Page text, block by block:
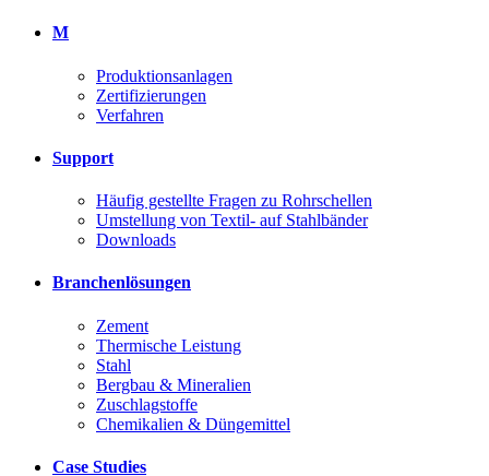
M
Produktionsanlagen
Zertifizierungen
Verfahren
Support
Häufig gestellte Fragen zu Rohrschellen
Umstellung von Textil- auf Stahlbänder
Downloads
Branchenlösungen
Zement
Thermische Leistung
Stahl
Bergbau & Mineralien
Zuschlagstoffe
Chemikalien & Düngemittel
Case Studies